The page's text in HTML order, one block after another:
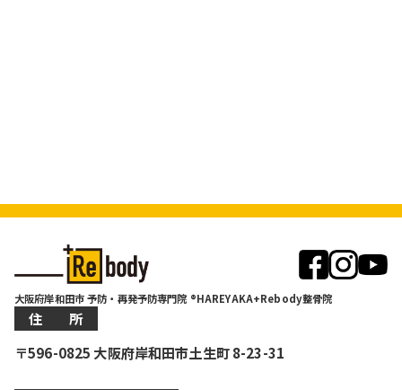
大阪府岸和田市 予防・再発予防専門院 ®HAREYAKA+Rebody整骨院
住 所
〒596-0825 大阪府岸和田市土生町 8-23-31